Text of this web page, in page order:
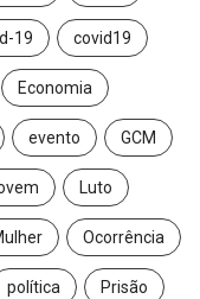
19 covid19
Economia
evento GCM
Luto
Ocorrência
política Prisão